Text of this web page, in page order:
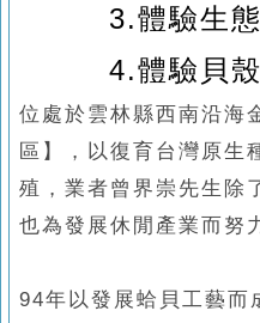
3.體驗生
4.體驗貝殼
位處於雲林縣西南沿海
區】，以復育台灣原生
殖，業者曾界崇先生除
也為發展休閒產業而努
94年以發展蛤貝工藝而